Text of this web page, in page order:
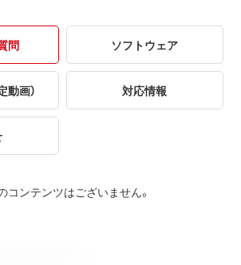
問 ソフトウェア
動画） 対応情報
コンテンツはございません。